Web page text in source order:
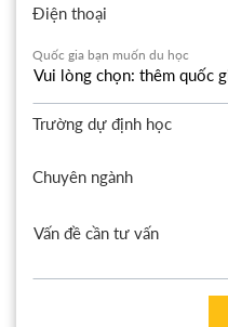
Điện thoại
Quốc gia bạn muốn du học
Trường dự định học
Chuyên ngành